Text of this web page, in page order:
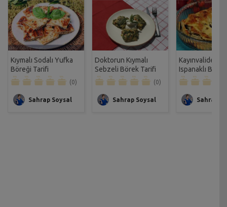
Kıymalı Sodalı Yufka
Böreği Tarifi
(0)
Sahrap Soysal
Doktorun Kıymalı
Sebzeli Börek Tarifi
(0)
Sahrap Soysal
Kayınvalidemin
Ispanaklı
Böreği Tarifi
Sahrap